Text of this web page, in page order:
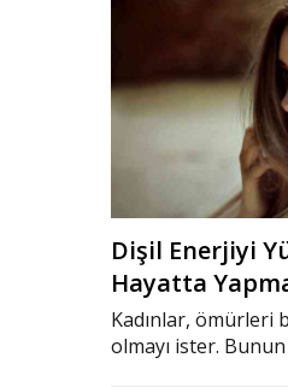
Dişil Enerjiyi
Hayatta
Kadınlar, ömürleri
olmayı ister.